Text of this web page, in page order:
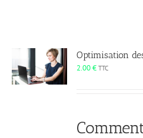
Optimisation
2.00€ TTC